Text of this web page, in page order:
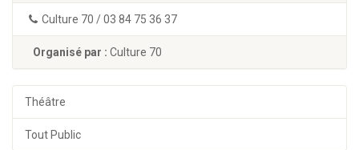
Culture 70 / 03 84 75 36 37
Organisé par : Culture 70
Théâtre
Tout Public